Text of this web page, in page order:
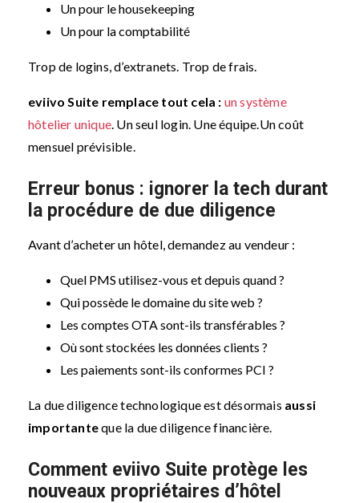
Un pour le housekeeping
Un pour la comptabilité
Trop de logins, d’extranets. Trop de frais.
eviivo Suite remplace tout cela : un système
hôtelier unique. Un seul login. Une équipe.Un coût
mensuel prévisible.
Erreur bonus : ignorer la tech durant
la procédure de due diligence
Avant d’acheter un hôtel, demandez au vendeur :
Quel PMS utilisez-vous et depuis quand ?
Qui possède le domaine du site web ?
Les comptes OTA sont-ils transférables ?
Où sont stockées les données clients ?
Les paiements sont-ils conformes PCI ?
La due diligence technologique est désormais aussi
importanteque la due diligence financière.
Comment eviivo Suite protège les
nouveaux propriétaires d’hôtel